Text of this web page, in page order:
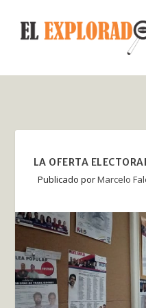
LA OFERTA
Publicado porMarcelo